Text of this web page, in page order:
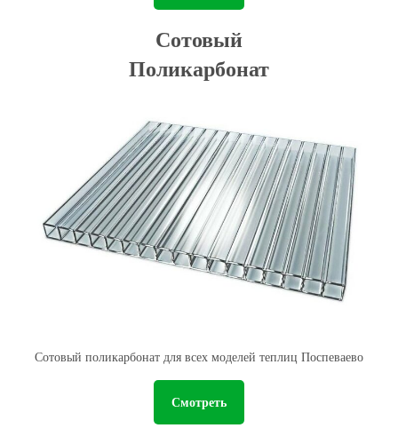
Сотовый
Поликарбонат
Сотовый поликарбонат для всех моделей теплиц Поспеваево
Смотреть